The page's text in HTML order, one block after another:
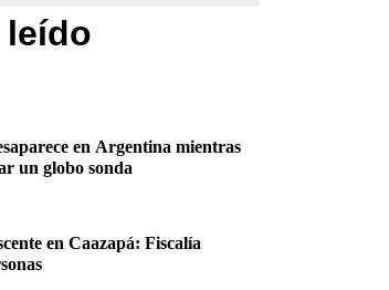
leído
en Argentina mientras
en Caazapá: Fiscalía